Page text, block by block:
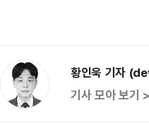
황인욱 기자
기사 모아 보기 >